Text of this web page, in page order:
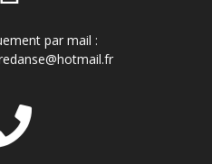
par mail :